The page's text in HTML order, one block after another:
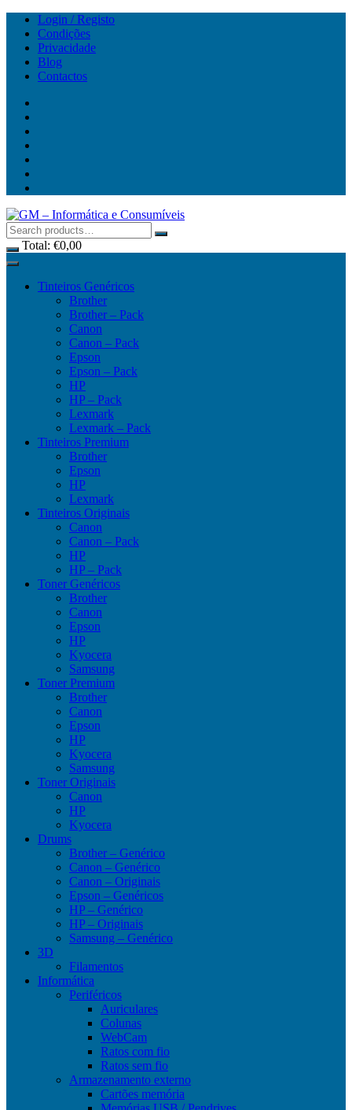
Skip
content
Login / Registo
Condições
Privacidade
Blog
Contactos
Total: €0,00
Tinteiros Genéricos
Brother
Brother – Pack
Canon
Canon – Pack
Epson
Epson – Pack
HP
HP – Pack
Lexmark
Lexmark – Pack
Tinteiros Premium
Brother
Epson
HP
Lexmark
Tinteiros Originais
Canon
Canon – Pack
HP
HP – Pack
Toner Genéricos
Brother
Canon
Epson
HP
Kyocera
Samsung
Toner Premium
Brother
Canon
Epson
HP
Kyocera
Samsung
Toner Originais
Canon
HP
Kyocera
Drums
Brother – Genérico
Canon – Genérico
Canon – Originais
Epson – Genéricos
HP – Genérico
HP – Originais
Samsung – Genérico
3D
Filamentos
Informática
Periféricos
Auriculares
Colunas
WebCam
Ratos com fio
Ratos sem fio
Armazenamento externo
Cartões memória